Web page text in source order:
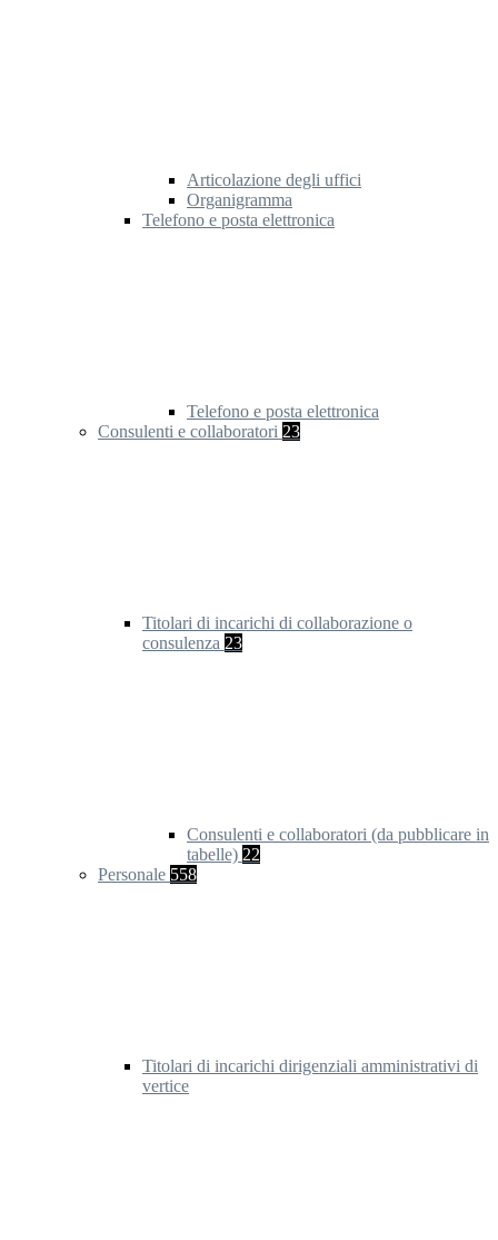
Articolazione degli uffici
Organigramma
Telefono e posta elettronica
Telefono e posta elettronica
Consulenti e collaboratori 23
Titolari di incarichi di collaborazione o
consulenza 23
Consulenti e collaboratori (da pubblicare in
tabelle) 22
Personale 558
Titolari di incarichi dirigenziali amministrativi di
vertice